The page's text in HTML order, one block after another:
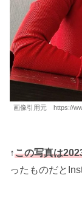
画像引用元 https://
↑この写真は
ったものだと